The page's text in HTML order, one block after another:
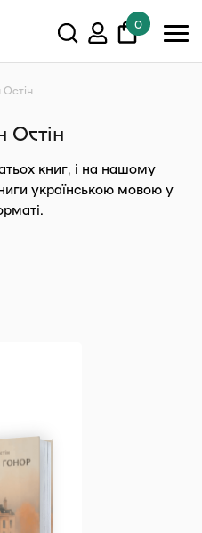
0
Остін
книг, і на нашому
українською мовою у